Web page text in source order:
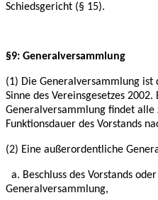
Schiedsgericht (§ 15).
§9: Generalversammlung
(1) Die Generalversammlung
Sinne des Vereinsgesetzes 2002.
Generalversammlung findet
Funktionsdauer des Vorstands
(2) Eine außerordentliche
a. Beschluss des Vorstands
Generalversammlung,